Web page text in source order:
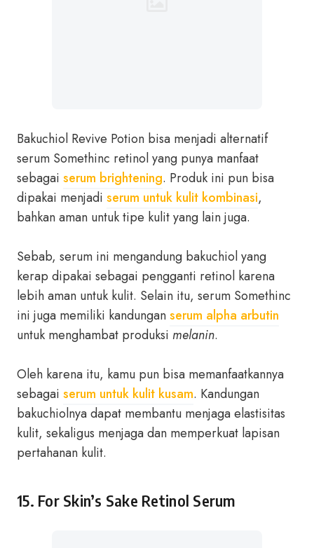
Bakuchiol Revive Potion bisa menjadi alternatif
serum Somethinc retinol yang punya manfaat
sebagai serum brightening. Produk ini pun bisa
dipakai menjadi serum untuk kulit kombinasi,
bahkan aman untuk tipe kulit yang lain juga.
Sebab, serum ini mengandung bakuchiol yang
kerap dipakai sebagai pengganti retinol karena
lebih aman untuk kulit. Selain itu, serum Somethinc
ini juga memiliki kandunganserum alpha arbutin
untuk menghambat produksi melanin.
Oleh karena itu, kamu pun bisa memanfaatkannya
sebagai serum untuk kulit kusam. Kandungan
bakuchiolnya dapat membantu menjaga elastisitas
kulit, sekaligus menjaga dan memperkuat lapisan
pertahanan kulit.
15. For Skin’s Sake Retinol Serum